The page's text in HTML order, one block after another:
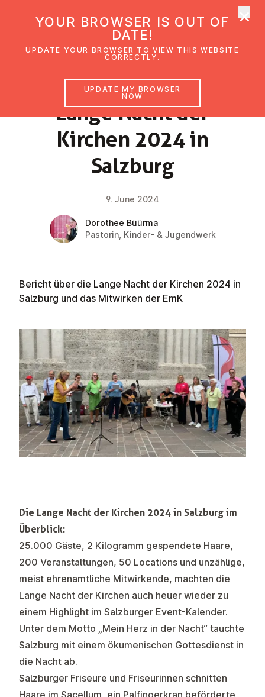
Lange Nacht der
Kirchen 2024 in
Salzburg
NEWS
9. June 2024
Dorothee Büürma
Pastorin, Kinder- & Jugendwerk
Bericht über die Lange Nacht der Kirchen 2024 in
Salzburg und das Mitwirken der EmK
Die Lange Nacht der Kirchen 2024 in Salzburg im
Überblick:
25.000 Gäste, 2 Kilogramm gespendete Haare,
200 Veranstaltungen, 50 Locations und unzählige,
meist ehrenamtliche Mitwirkende, machten die
Lange Nacht der Kirchen auch heuer wieder zu
einem Highlight im Salzburger Event-Kalender.
Unter dem Motto „Mein Herz in der Nacht“ tauchte
Salzburg mit einem ökumenischen Gottesdienst in
die Nacht ab.
Salzburger Friseure und Friseurinnen schnitten
Haare im Sacellum, ein Palfingerkran beförderte
YOUR BROWSER IS OUT OF
DATE!
UPDATE YOUR BROWSER TO VIEW THIS WEBSITE
CORRECTLY.
UPDATE MY BROWSER
NOW
×